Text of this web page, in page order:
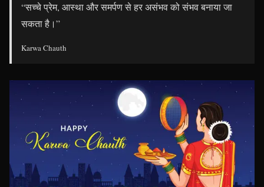
“सच्चे प्रेम, आस्था और समर्पण से हर असंभव को संभव बनाया जा
सकता है।”
Karwa Chauth